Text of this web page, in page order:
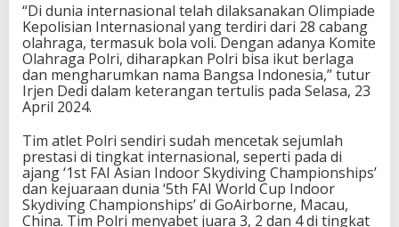
“Di dunia internasional telah dilaksanakan Olimpiade
Kepolisian Internasional yang terdiri dari 28 cabang
olahraga, termasuk bola voli. Dengan adanya Komite
Olahraga Polri, diharapkan Polri bisa ikut berlaga
dan mengharumkan nama Bangsa Indonesia,” tutur
Irjen Dedi dalam keterangan tertulis pada Selasa, 23
April 2024.
Tim atlet Polri sendiri sudah mencetak sejumlah
prestasi di tingkat internasional, seperti pada di
ajang ‘1st FAI Asian Indoor Skydiving Championships’
dan kejuaraan dunia ‘5th FAI World Cup Indoor
Skydiving Championships’ di GoAirborne, Macau,
China. Tim Polri menyabet juara 3, 2 dan 4 di tingkat